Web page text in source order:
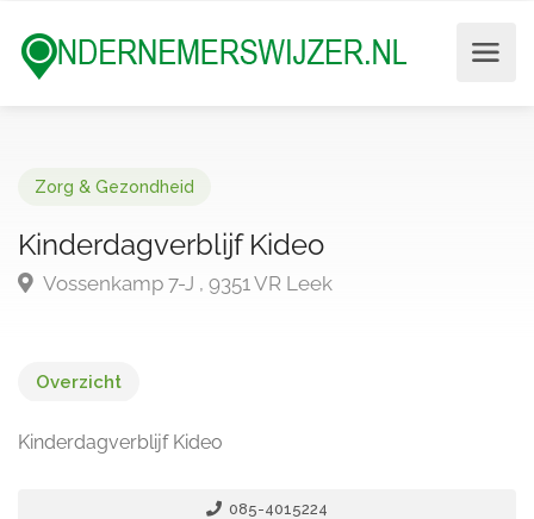
Zorg & Gezondheid
Kinderdagverblijf Kideo
Vossenkamp 7-J , 9351 VR Leek
Overzicht
Kinderdagverblijf Kideo
085-4015224